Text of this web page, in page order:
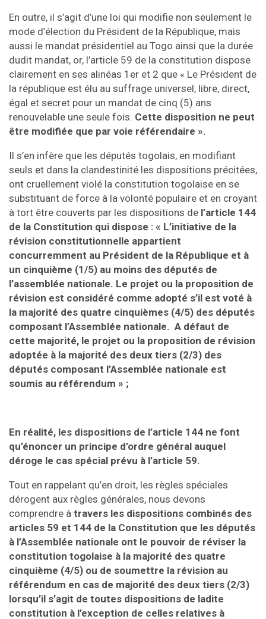
En outre, il s’agit d’une loi qui modifie non seulement le
mode d’élection du Président de la République, mais
aussi le mandat présidentiel au Togo ainsi que la durée
dudit mandat, or, l’article 59 de la constitution dispose
clairement en ses alinéas 1er et 2 que « Le Président de
la république est élu au suffrage universel, libre, direct,
égal et secret pour un mandat de cinq (5) ans
renouvelable une seule fois. Cette disposition ne peut
être modifiée que par voie référendaire ».
Il s’en infère que les députés togolais, en modifiant
seuls et dans la clandestinité les dispositions précitées,
ont cruellement violé la constitution togolaise en se
substituant de force à la volonté populaire et en croyant
à tort être couverts par les dispositions de l’article 144
de la Constitution qui dispose : « L’initiative de la
révision constitutionnelle appartient
concurremment au Président de la République et à
un cinquième (1/5) au moins des députés de
l’assemblée nationale. Le projet ou la proposition de
révision est considéré comme adopté s’il est voté à
la majorité des quatre cinquièmes (4/5) des députés
composant l’Assemblée nationale. A défaut de
cette majorité, le projet ou la proposition de révision
adoptée à la majorité des deux tiers (2/3) des
députés composant l’Assemblée nationale est
soumis au référendum » ;
En réalité, les dispositions de l’article 144 ne font
qu’énoncer un principe d’ordre général auquel
déroge le cas spécial prévu à l’article 59.
Tout en rappelant qu’en droit, les règles spéciales
dérogent aux règles générales, nous devons
comprendre à travers les dispositions combinés des
articles 59 et 144 de la Constitution que les députés
à l’Assemblée nationale ont le pouvoir de réviser la
constitution togolaise à la majorité des quatre
cinquième (4/5) ou de soumettre la révision au
référendum en cas de majorité des deux tiers (2/3)
lorsqu’il s’agit de toutes dispositions de ladite
constitution à l’exception de celles relatives à